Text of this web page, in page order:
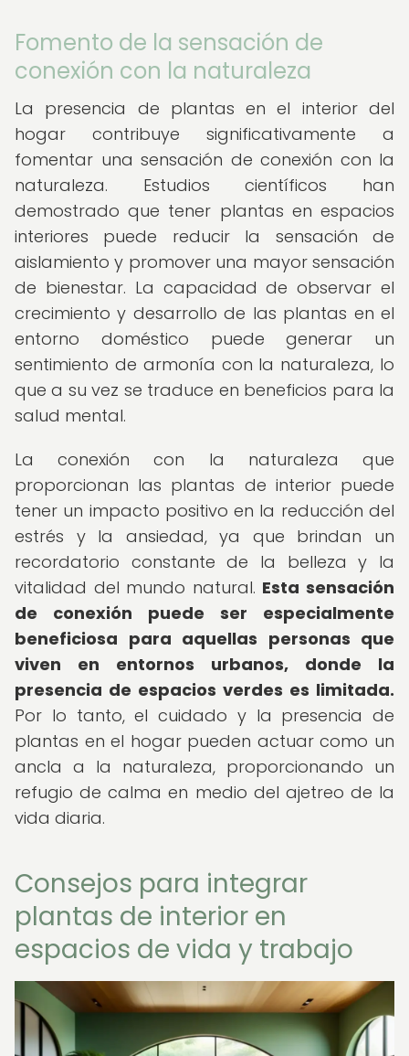
Fomento de la sensación de
conexión con la naturaleza
La presencia de plantas en el interior del
hogar contribuye significativamente a
fomentar una sensación de conexión con la
naturaleza. Estudios científicos han
demostrado que tener plantas en espacios
interiores puede reducir la sensación de
aislamiento y promover una mayor sensación
de bienestar. La capacidad de observar el
crecimiento y desarrollo de las plantas en el
entorno doméstico puede generar un
sentimiento de armonía con la naturaleza, lo
que a su vez se traduce en beneficios para la
salud mental.
La conexión con la naturaleza que
proporcionan las plantas de interior puede
tener un impacto positivo en la reducción del
estrés y la ansiedad, ya que brindan un
recordatorio constante de la belleza y la
vitalidad del mundo natural. Esta sensación
de conexión puede ser especialmente
beneficiosa para aquellas personas que
viven en entornos urbanos, donde la
presencia de espacios verdes es limitada.
Por lo tanto, el cuidado y la presencia de
plantas en el hogar pueden actuar como un
ancla a la naturaleza, proporcionando un
refugio de calma en medio del ajetreo de la
vida diaria.
Consejos para integrar
plantas de interior en
espacios de vida y trabajo